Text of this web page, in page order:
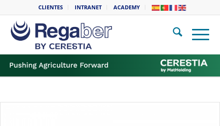
CLIENTES INTRANET ACADEMY